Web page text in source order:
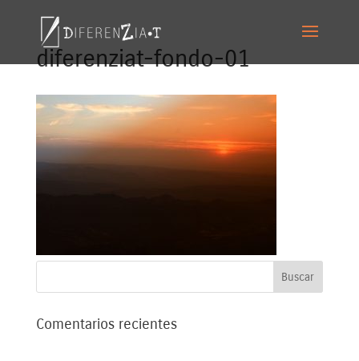
diferenziat-fondo-01
Comentarios recientes